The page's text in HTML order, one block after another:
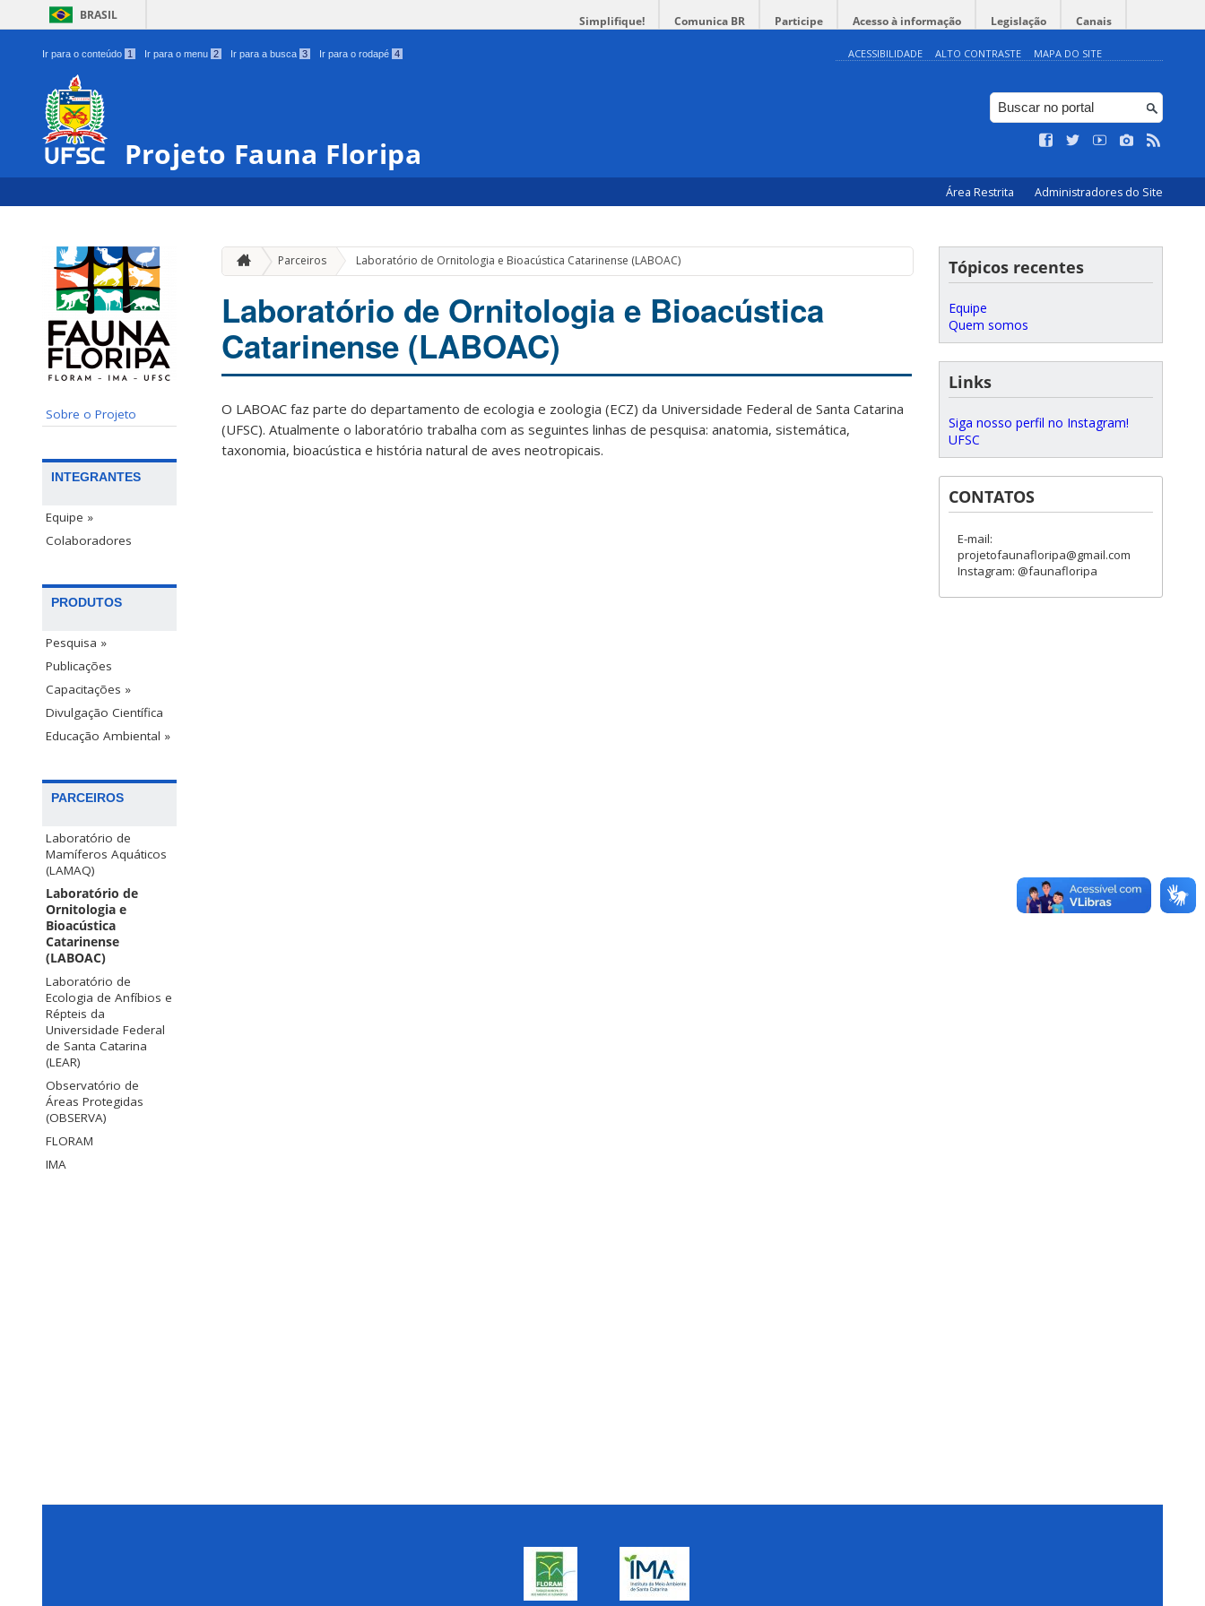
BRASIL Simplifique! Comunica BR Participe Acesso à informação Legislação Canais
Ir para o conteúdo 1 Ir para o menu 2 Ir para a busca 3 Ir para o rodapé 4 ACESSIBILIDADE ALTO CONTRASTE MAPA DO SITE
Projeto Fauna Floripa
Área Restrita Administradores do Site
Sobre o Projeto
INTEGRANTES
Equipe »
Colaboradores
PRODUTOS
Pesquisa »
Publicações
Capacitações »
Divulgação Científica
Educação Ambiental »
PARCEIROS
Laboratório de
Mamíferos Aquáticos
(LAMAQ)
Laboratório de
Ornitologia e
Bioacústica
Catarinense
(LABOAC)
Laboratório de
Ecologia de Anfíbios e
Répteis da
Universidade Federal
de Santa Catarina
(LEAR)
Observatório de
Áreas Protegidas
(OBSERVA)
FLORAM
IMA
Parceiros Laboratório de Ornitologia e Bioacústica Catarinense (LABOAC)
Laboratório de Ornitologia e Bioacústica
Catarinense (LABOAC)
O LABOAC faz parte do departamento de ecologia e zoologia (ECZ) da Universidade Federal de Santa Catarina
(UFSC). Atualmente o laboratório trabalha com as seguintes linhas de pesquisa: anatomia, sistemática,
taxonomia, bioacústica e história natural de aves neotropicais.
Tópicos recentes
Equipe
Quem somos
Links
Siga nosso perfil no Instagram!
UFSC
CONTATOS
E-mail:
projetofaunafloripa@gmail.com
Instagram: @faunafloripa